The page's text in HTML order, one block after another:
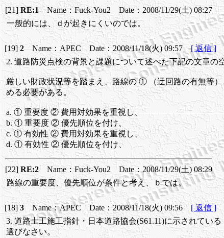
[21]RE:1Name：Fuck-You2 Date：2008/11/29(土) 08:27
一般的には、ｄが起きにくいのでは。
[19]2Name：APEC Date：2008/11/18(火) 09:57[ 返信 ]
2. 道路防災点検の背景と課題について述べた下記の文章
厳しい財政状況等を踏まえ、路線の ① （迂回路の有無等
める必要がある。
a. ① 重要度 ② 費用対効果を重視し、
b. ① 重要度 ② 優先順位を付け、
c. ① 有効性 ② 費用対効果を重視し、
d. ① 有効性 ② 優先順位を付け、
[22] RE:2Name：Fuck-You2 Date：2008/11/29(土) 08:29
路線の重要度、優先順位が条件と考え、ｂでは。
[18]3Name：APEC Date：2008/11/18(火) 09:56 [ 返信 ]
3. 道路土工施工指針・日本道路協会(S61.11)に示されてい
選びなさい。